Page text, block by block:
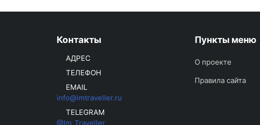
Контакты
АДРЕС
ТЕЛЕФОН
EMAIL
info@imtraveller.ru
TELEGRAM
@Im_Traveller
Пункты меню
О проекте
Правила сайта